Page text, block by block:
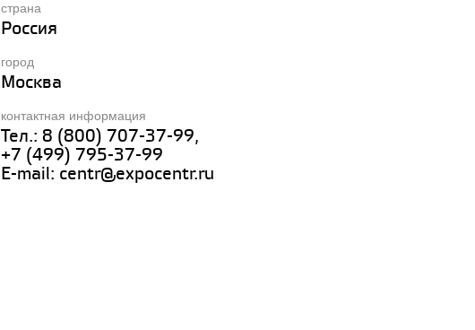
страна
Россия
город
Москва
контактная информация
Тел.: 8 (800) 707-37-99,
+7 (499) 795-37-99
E-mail: centr@expocentr.ru